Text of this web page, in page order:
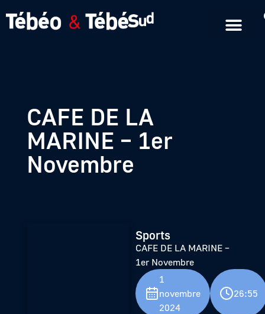
CAFE DE LA
MARINE – 1er
Novembre
Sports
CAFE DE LA MARINE –
1er Novembre
1
novembre
2024
26:55